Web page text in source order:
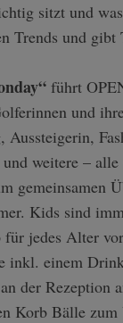
sitzt und
Trends und
führt
und
weitere –
gemeinsamen
Kids sind
jedes Alter
inkl. einem
der Rezeption
Korb Bälle